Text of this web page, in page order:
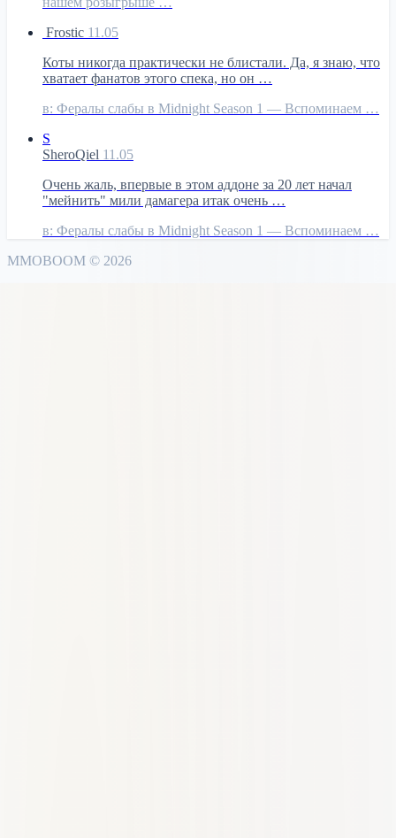
Frostic 11.05
Коты никогда практически не блистали. Да, я знаю, что
хватает фанатов этого спека, но он …
в: Фералы слабы в Midnight Season 1 — Вспоминаем …
S
SheroQiel 11.05
Очень жаль, впервые в этом аддоне за 20 лет начал
"мейнить" мили дамагера итак очень …
в: Фералы слабы в Midnight Season 1 — Вспоминаем …
MMOBOOM © 2026